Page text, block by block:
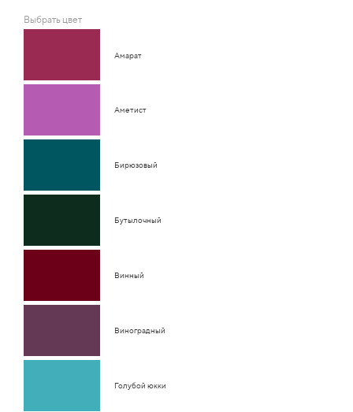
Выбрать цвет
Амарат
Аметист
Бирюзовый
Бутылочный
Винный
Виноградный
Голубой юкки